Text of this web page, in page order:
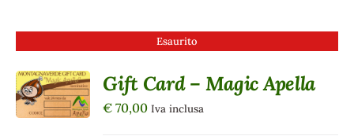
Esaurito
DETTAGLI
Gift Card – Magic Apella
€ 70,00 Iva inclusa